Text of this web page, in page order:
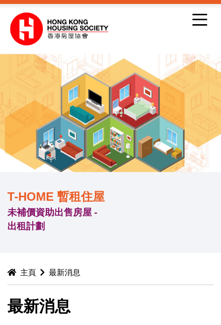
跳到內容
T-HOME 暫租住屋
未補價資助出售房屋 -
出租計劃
主頁 最新消息
最新消息